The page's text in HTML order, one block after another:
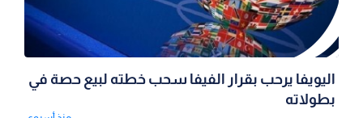
اليويفا يرحب بقرار الفيفا سحب خطته لبيع حصة في
بطولاته